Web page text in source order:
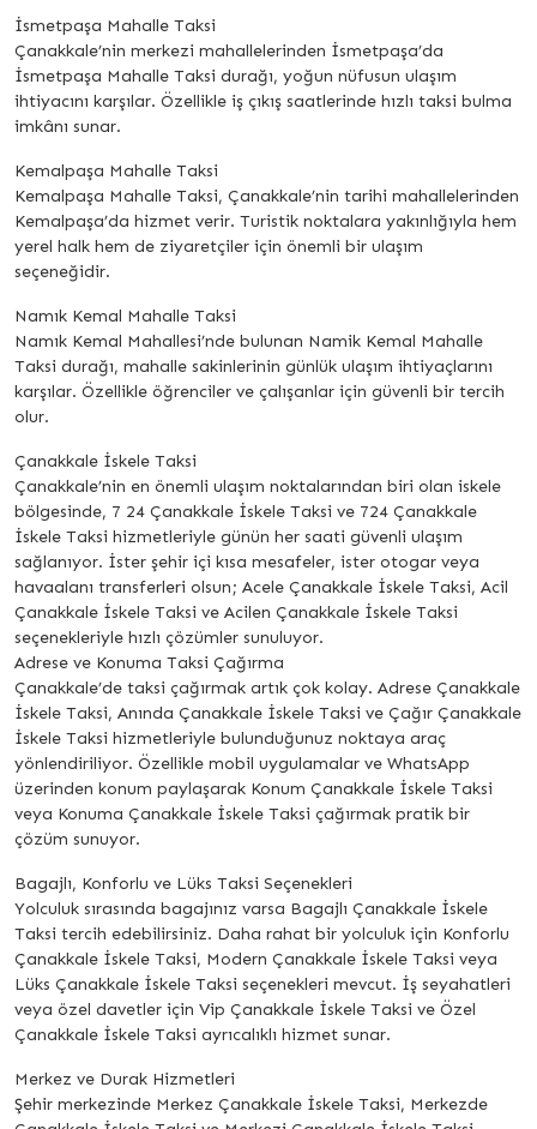
İsmetpaşa Mahalle Taksi
Çanakkale’nin merkezi mahallelerinden İsmetpaşa’da
İsmetpaşa Mahalle Taksi durağı, yoğun nüfusun ulaşım
ihtiyacını karşılar. Özellikle iş çıkış saatlerinde hızlı taksi bulma
imkânı sunar.
Kemalpaşa Mahalle Taksi
Kemalpaşa Mahalle Taksi, Çanakkale’nin tarihi mahallelerinden
Kemalpaşa’da hizmet verir. Turistik noktalara yakınlığıyla hem
yerel halk hem de ziyaretçiler için önemli bir ulaşım
seçeneğidir.
Namık Kemal Mahalle Taksi
Namık Kemal Mahallesi’nde bulunan Namik Kemal Mahalle
Taksi durağı, mahalle sakinlerinin günlük ulaşım ihtiyaçlarını
karşılar. Özellikle öğrenciler ve çalışanlar için güvenli bir tercih
olur.
Çanakkale İskele Taksi
Çanakkale’nin en önemli ulaşım noktalarından biri olan iskele
bölgesinde, 7 24 Çanakkale İskele Taksi ve 724 Çanakkale
İskele Taksi hizmetleriyle günün her saati güvenli ulaşım
sağlanıyor. İster şehir içi kısa mesafeler, ister otogar veya
havaalanı transferleri olsun; Acele Çanakkale İskele Taksi, Acil
Çanakkale İskele Taksi ve Acilen Çanakkale İskele Taksi
seçenekleriyle hızlı çözümler sunuluyor.
Adrese ve Konuma Taksi Çağırma
Çanakkale’de taksi çağırmak artık çok kolay. Adrese Çanakkale
İskele Taksi, Anında Çanakkale İskele Taksi ve Çağır Çanakkale
İskele Taksi hizmetleriyle bulunduğunuz noktaya araç
yönlendiriliyor. Özellikle mobil uygulamalar ve WhatsApp
üzerinden konum paylaşarak Konum Çanakkale İskele Taksi
veya Konuma Çanakkale İskele Taksi çağırmak pratik bir
çözüm sunuyor.
Bagajlı, Konforlu ve Lüks Taksi Seçenekleri
Yolculuk sırasında bagajınız varsa Bagajlı Çanakkale İskele
Taksi tercih edebilirsiniz. Daha rahat bir yolculuk için Konforlu
Çanakkale İskele Taksi, Modern Çanakkale İskele Taksi veya
Lüks Çanakkale İskele Taksi seçenekleri mevcut. İş seyahatleri
veya özel davetler için Vip Çanakkale İskele Taksi ve Özel
Çanakkale İskele Taksi ayrıcalıklı hizmet sunar.
Merkez ve Durak Hizmetleri
Şehir merkezinde Merkez Çanakkale İskele Taksi, Merkezde